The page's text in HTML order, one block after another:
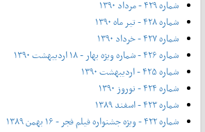
شماره ۴۲۹ - مرداد ۱۳۹۰
شماره ۴۲۸ - تیر ماه ۱۳۹۰
شماره ۴۲۷ - خرداد ۱۳۹۰
شماره ۴۲۶ - شماره ویژه بهار - ۱۸ اردیبهشت ۱۳۹۰
شماره ۴۲۵ - اردیبهشت ۱۳۹۰
شماره ۴۲۴ - نوروز ۱۳۹۰
شماره ۴۲۳ - اسفند ۱۳۸۹
شماره ۴۲۲ - ویژه جشنواره فیلم فجر - ۱۶ بهمن ۱۳۸۹